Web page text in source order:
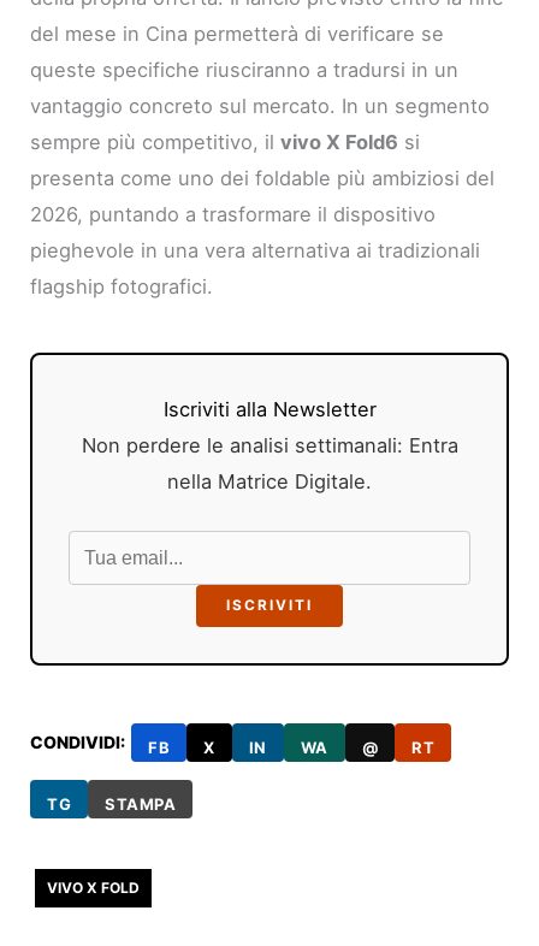
del mese in Cina permetterà di verificare se
queste specifiche riusciranno a tradursi in un
vantaggio concreto sul mercato. In un segmento
sempre più competitivo, ilvivo X Fold6 si
presenta come uno dei foldable più ambiziosi del
2026, puntando a trasformare il dispositivo
pieghevole in una vera alternativa ai tradizionali
flagship fotografici.
Iscriviti alla Newsletter
Non perdere le analisi settimanali: Entra
nella Matrice Digitale.
ISCRIVITI
CONDIVIDI: FB X IN WA @ RT
TG STAMPA
VIVO X FOLD